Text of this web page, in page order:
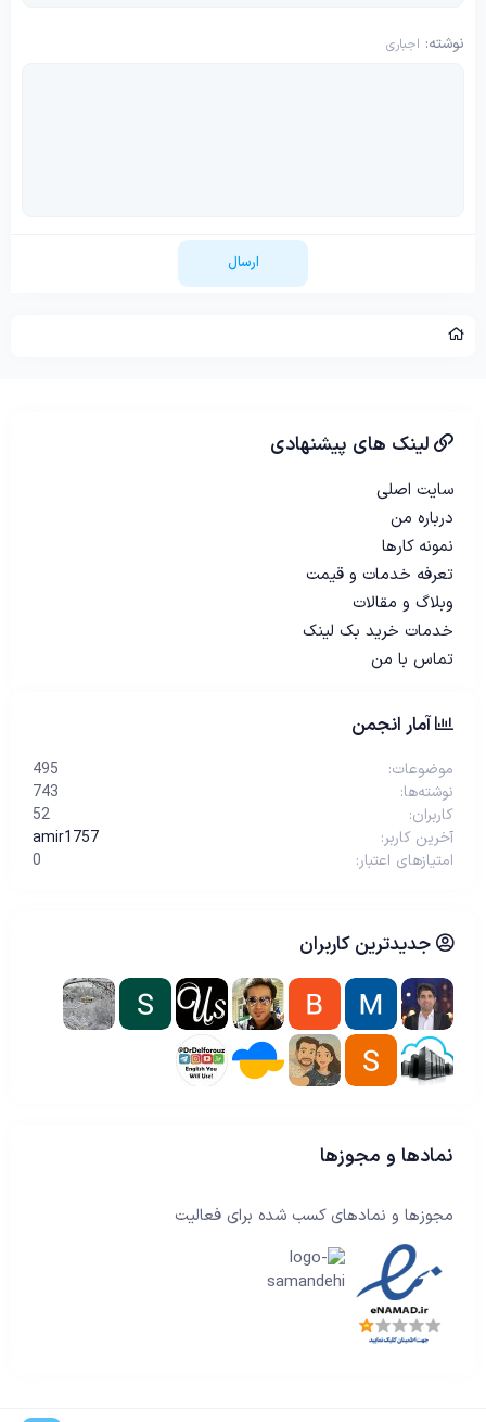
نوشته اجباری
ارسال
لینک های پیشنهادی
سایت اصلی
درباره من
نمونه کارها
تعرفه خدمات و قیمت
وبلاگ و مقالات
خدمات خرید بک لینک
تماس با من
آمار انجمن
موضوعات
495
نوشته‌ها
743
کاربران
52
آخرین کاربر
amir1757
امتیازهای اعتبار
0
جدیدترین کاربران
نمادها و مجوزها
مجوزها و نمادهای کسب شده برای فعالیت